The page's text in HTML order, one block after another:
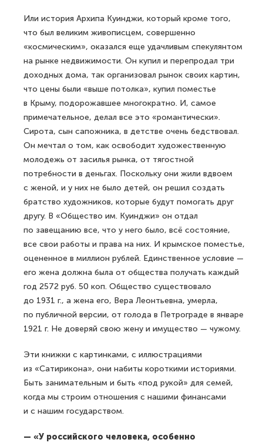
Или история Архипа Куинджи, который кроме того,
что был великим живописцем, совершенно
«космическим», оказался еще удачливым спекулянтом
на рынке недвижимости. Он купил и перепродал три
доходных дома, так организовал рынок своих картин,
что цены были «выше потолка», купил поместье
в Крыму, подорожавшее многократно. И, самое
примечательное, делал все это «романтически».
Сирота, сын сапожника, в детстве очень бедствовал.
Он мечтал о том, как освободит художественную
молодежь от засилья рынка, от тягостной
потребности в деньгах. Поскольку они жили вдвоем
с женой, и у них не было детей, он решил создать
братство художников, которые будут помогать друг
другу. В «Общество им. Куинджи» он отдал
по завещанию все, что у него было, всё состояние,
все свои работы и права на них. И крымское поместье,
оцененное в миллион рублей. Единственное условие —
его жена должна была от общества получать каждый
год 2572 руб. 50 коп. Общество существовало
до 1931 г., а жена его, Вера Леонтьевна, умерла,
по публичной версии, от голода в Петрограде в январе
1921 г. Не доверяй свою жену и имущество — чужому.
Эти книжки с картинками, с иллюстрациями
из «Сатирикона», они набиты короткими историями.
Быть занимательным и быть «под рукой» для семей,
когда мы строим отношения с нашими финансами
и с нашим государством.
— «У российского человека, особенно